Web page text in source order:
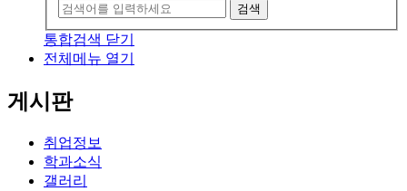
검색
통합검색 닫기
전체메뉴 열기
게시판
취업정보
학과소식
갤러리